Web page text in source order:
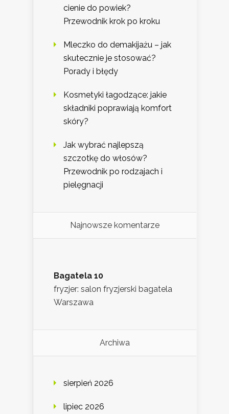
cienie do powiek?
Przewodnik krok po kroku
Mleczko do demakijażu – jak
skutecznie je stosować?
Porady i błędy
Kosmetyki łagodzące: jakie
składniki poprawiają komfort
skóry?
Jak wybrać najlepszą
szczotkę do włosów?
Przewodnik po rodzajach i
pielęgnacji
Najnowsze komentarze
Bagatela 10
fryzjer: salon fryzjerski bagatela
Warszawa
Archiwa
sierpień 2026
lipiec 2026